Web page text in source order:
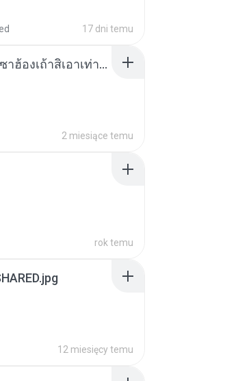
17 dni temu
ເຊົາຮ້ອງເຖົ້າຊິເອົາທໍ່ໃດ (เซาฮ้องเถ้าสิเอาเท่าใด) ບຸນເກີດ ຫນູຫ່ວງ ft. ໂສພາ ຈຸນທະລາ
2 miesiące temu
rok temu
12 miesięcy temu